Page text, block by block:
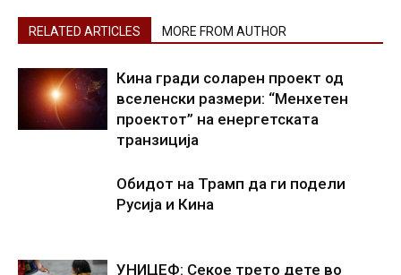
RELATED ARTICLES MORE FROM AUTHOR
Кина гради соларен проект од
вселенски размери: “Менхетен
проектот” на енергетската
транзиција
Обидот на Трамп да ги подели
Русија и Кина
УНИЦЕФ: Секое трето дете во